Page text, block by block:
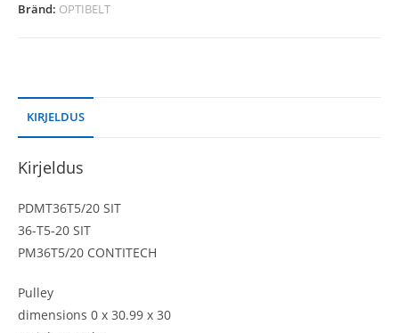
Bränd: OPTIBELT
KIRJELDUS
Kirjeldus
PDMT36T5/20 SIT
36-T5-20 SIT
PM36T5/20 CONTITECH
Pulley
dimensions 0 x 30.99 x 30